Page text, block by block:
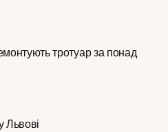
тротуар за понад
Львові